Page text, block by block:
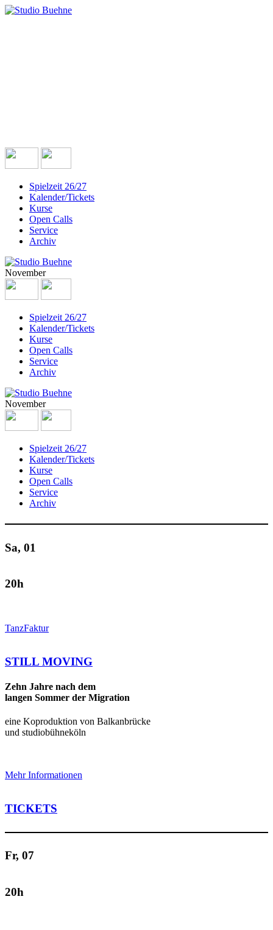
Spielzeit 26/27
Kalender/Tickets
Kurse
Open Calls
Service
Archiv
November
Spielzeit 26/27
Kalender/Tickets
Kurse
Open Calls
Service
Archiv
November
Spielzeit 26/27
Kalender/Tickets
Kurse
Open Calls
Service
Archiv
Sa, 01
20h
TanzFaktur
STILL MOVING
Zehn Jahre nach dem
langen Sommer der Migration
eine Koproduktion von Balkanbrücke
und studiobühneköln
Mehr Informationen
TICKETS
Fr, 07
20h